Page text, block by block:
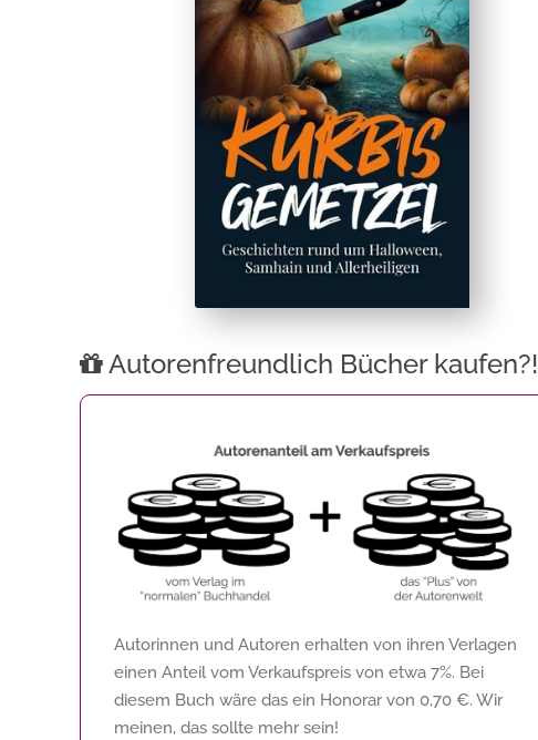
Autorenfreundlich Bücher kaufen?!
Autorinnen und Autoren erhalten von ihren Verlagen
einen Anteil vom Verkaufspreis von etwa 7%. Bei
diesem Buch wäre das ein Honorar von 0,70 €. Wir
meinen, das sollte mehr sein!